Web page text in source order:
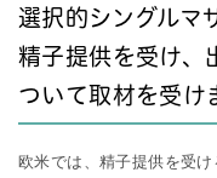
選択的シングルマ
精子提供を受け、
ついて取材を受け
欧米では、精子提供を受